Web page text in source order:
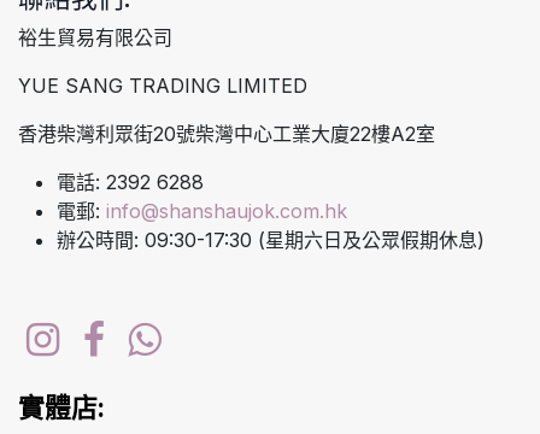
裕生貿易有限公司
YUE SANG TRADING LIMITED
香港柴灣利眾街20號柴灣中心工業大廈22樓A2室
電話: 2392 6288
電郵: info@shanshaujok.com.hk
辦公時間: 09:30-17:30 (星期六日及公眾假期休息)
實體店: